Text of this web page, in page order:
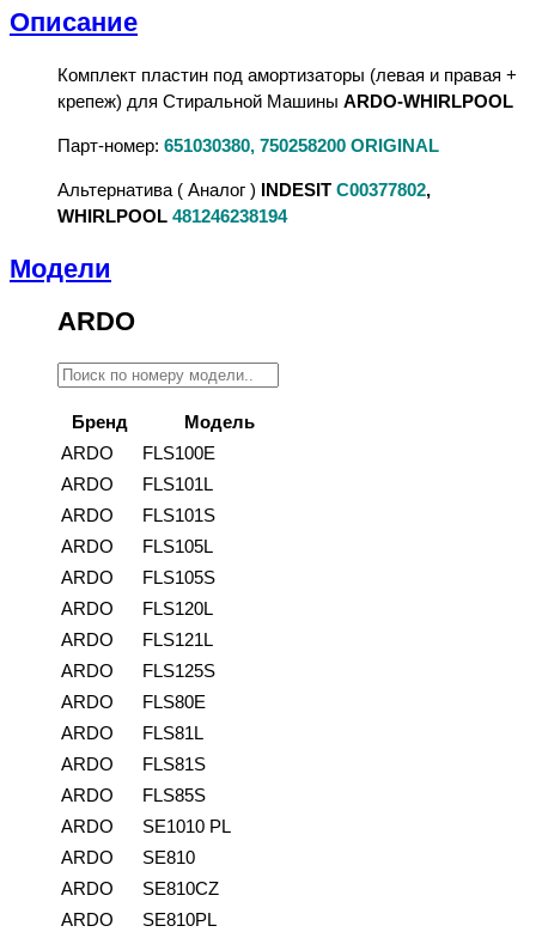
Описание
Комплект пластин под амортизаторы (левая и правая +
крепеж) для Стиральной Машины ARDO-WHIRLPOOL
Парт-номер: 651030380, 750258200 ORIGINAL
Альтернатива ( Аналог ) INDESIT C00377802,
WHIRLPOOL 481246238194
Модели
ARDO
Бренд
Модель
ARDO
FLS100E
ARDO
FLS101L
ARDO
FLS101S
ARDO
FLS105L
ARDO
FLS105S
ARDO
FLS120L
ARDO
FLS121L
ARDO
FLS125S
ARDO
FLS80E
ARDO
FLS81L
ARDO
FLS81S
ARDO
FLS85S
ARDO
SE1010 PL
ARDO
SE810
ARDO
SE810CZ
ARDO
SE810PL